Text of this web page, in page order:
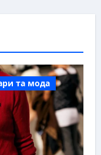
та мода